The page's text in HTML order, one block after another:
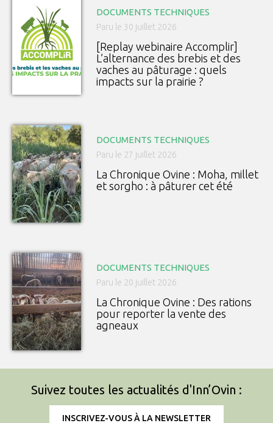
DOCUMENTS TECHNIQUES
Paru le 30 juillet 2026
[Replay webinaire Accomplir]
L’alternance des brebis et des
vaches au pâturage : quels
impacts sur la prairie ?
DOCUMENTS TECHNIQUES
Paru le 27 juillet 2026
La Chronique Ovine : Moha, millet
et sorgho : à pâturer cet été
DOCUMENTS TECHNIQUES
Paru le 20 juillet 2026
La Chronique Ovine : Des rations
pour reporter la vente des
agneaux
Suivez toutes les actualités d'Inn’Ovin :
INSCRIVEZ-VOUS À LA NEWSLETTER